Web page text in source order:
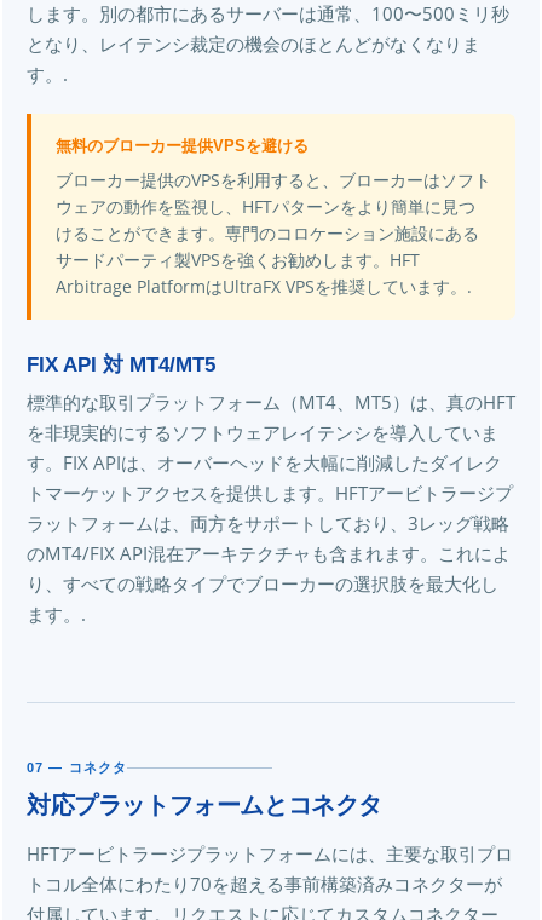
します。別の都市にあるサーバーは通常、100〜500ミリ秒
となり、レイテンシ裁定の機会のほとんどがなくなりま
す。.
無料のブローカー提供VPSを避ける
ブローカー提供のVPSを利用すると、ブローカーはソフト
ウェアの動作を監視し、HFTパターンをより簡単に見つ
けることができます。専門のコロケーション施設にある
サードパーティ製VPSを強くお勧めします。HFT
Arbitrage PlatformはUltraFX VPSを推奨しています。.
FIX API 対 MT4/MT5
標準的な取引プラットフォーム（MT4、MT5）は、真のHFT
を非現実的にするソフトウェアレイテンシを導入していま
す。FIX APIは、オーバーヘッドを大幅に削減したダイレク
トマーケットアクセスを提供します。HFTアービトラージプ
ラットフォームは、両方をサポートしており、3レッグ戦略
のMT4/FIX API混在アーキテクチャも含まれます。これによ
り、すべての戦略タイプでブローカーの選択肢を最大化し
ます。.
07 — コネクタ
対応プラットフォームとコネクタ
HFTアービトラージプラットフォームには、主要な取引プロ
トコル全体にわたり70を超える事前構築済みコネクターが
付属しています。リクエストに応じてカスタムコネクター